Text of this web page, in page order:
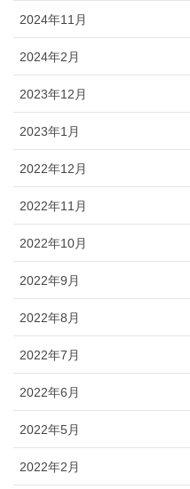
2024年11月
2024年2月
2023年12月
2023年1月
2022年12月
2022年11月
2022年10月
2022年9月
2022年8月
2022年7月
2022年6月
2022年5月
2022年2月